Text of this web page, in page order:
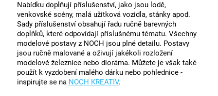
Nabídku doplňují příslušenství, jako jsou lodě,
venkovské scény, malá užitková vozidla, stánky apod.
Sady příslušenství obsahují řadu ručně barevných
doplňků, které odpovídají příslušnému tématu. Všechny
modelové postavy z NOCH jsou plné detailu. Postavy
jsou ručně malované a oživují jakékoli rozložení
modelové železnice nebo dioráma. Můžete je však také
použít k vyzdobení malého dárku nebo pohlednice -
inspirujte se na NOCH KREATIV.